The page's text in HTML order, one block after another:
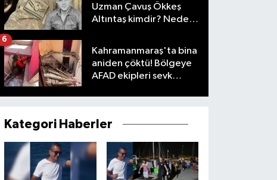
Uzman Çavuş Ökkeş
Altıntaş kimdir? Neden
Kahramanmaraş'ta bina
aniden çöktü! Bölgeye
AFAD ekipleri sevk
6
Kategori Haberler